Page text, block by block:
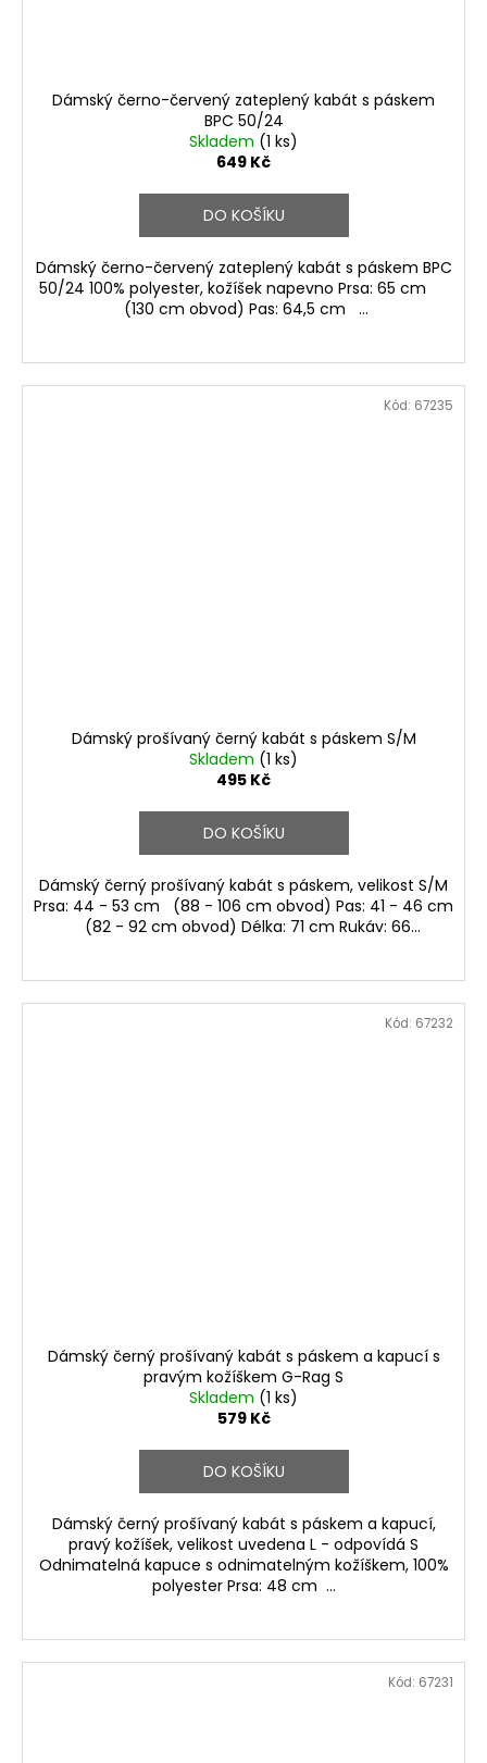
Dámský černo-červený zateplený kabát s páskem
BPC 50/24
Skladem (1 ks)
649 Kč
DO KOŠÍKU
Dámský černo-červený zateplený kabát s páskem BPC
50/24 100% polyester, kožíšek napevno Prsa: 65 cm
(130 cm obvod) Pas: 64,5 cm ...
Dámský prošívaný černý kabát s páskem S/M
Skladem (1 ks)
495 Kč
DO KOŠÍKU
Dámský černý prošívaný kabát s páskem, velikost S/M
Prsa: 44 - 53 cm (88 - 106 cm obvod) Pas: 41 - 46 cm
(82 - 92 cm obvod) Délka: 71 cm Rukáv: 66...
Kód: 67235
Dámský černý prošívaný kabát s páskem a kapucí s
pravým kožíškem G-Rag S
Skladem (1 ks)
579 Kč
DO KOŠÍKU
Dámský černý prošívaný kabát s páskem a kapucí,
pravý kožíšek, velikost uvedena L - odpovídá S
Odnimatelná kapuce s odnimatelným kožíškem, 100%
polyester Prsa: 48 cm ...
Kód: 67232
Kód: 67231